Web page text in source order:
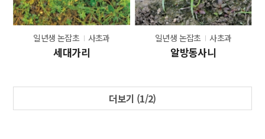
일년생 논잡초 사초과
세대가리
일년생 논잡초 사초과
알방동사니
더보기 (1/2)